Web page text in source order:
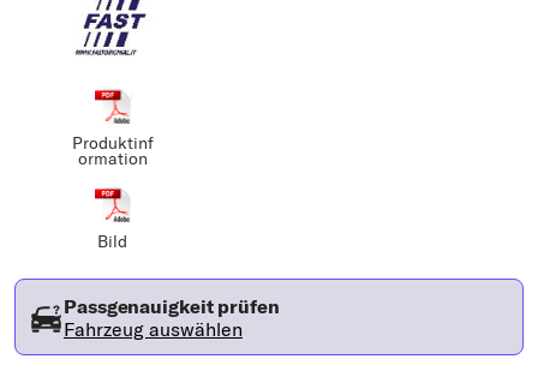
Produktinf
ormation
Bild
Passgenauigkeit prüfen
Fahrzeug auswählen